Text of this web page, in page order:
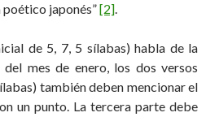
poético japonés”[2].
de 5, 7, 5 sílabas) habla de la
mes de enero, los dos versos
también deben mencionar el
un punto. La tercera parte debe